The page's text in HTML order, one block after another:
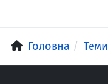
Головна Теми